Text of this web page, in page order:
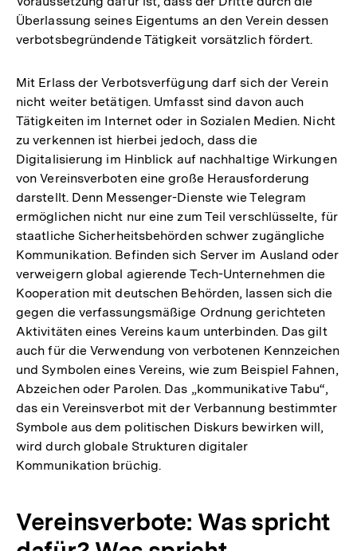
Überlassung seines Eigentums an den Verein dessen
verbotsbegründende Tätigkeit vorsätzlich fördert.
Mit Erlass der Verbotsverfügung darf sich der Verein
nicht weiter betätigen. Umfasst sind davon auch
Tätigkeiten im Internet oder in Sozialen Medien. Nicht
zu verkennen ist hierbei jedoch, dass die
Digitalisierung im Hinblick auf nachhaltige Wirkungen
von Vereinsverboten eine große Herausforderung
darstellt. Denn Messenger-Dienste wie Telegram
ermöglichen nicht nur eine zum Teil verschlüsselte, für
staatliche Sicherheitsbehörden schwer zugängliche
Kommunikation. Befinden sich Server im Ausland oder
verweigern global agierende Tech-Unternehmen die
Kooperation mit deutschen Behörden, lassen sich die
gegen die verfassungsmäßige Ordnung gerichteten
Aktivitäten eines Vereins kaum unterbinden. Das gilt
auch für die Verwendung von verbotenen Kennzeichen
und Symbolen eines Vereins, wie zum Beispiel Fahnen,
Abzeichen oder Parolen. Das „kommunikative Tabu“,
das ein Vereinsverbot mit der Verbannung bestimmter
Symbole aus dem politischen Diskurs bewirken will,
wird durch globale Strukturen digitaler
Kommunikation brüchig.
Vereinsverbote: Was spricht